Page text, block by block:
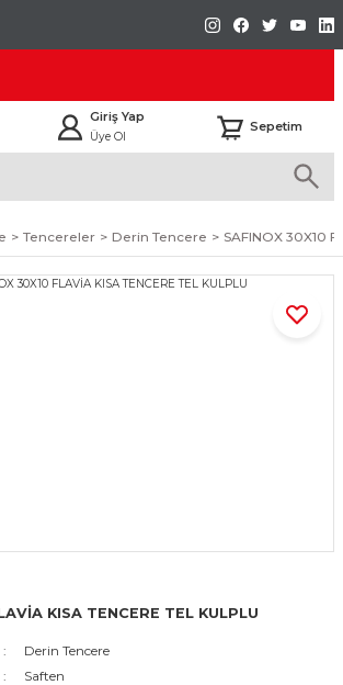
Giriş Yap
Üye Ol
Sepetim
Tencereler Derin Tencere SAFINOX 30X10
KISA TENCERE TEL KULPLU
Derin Tencere
Saften